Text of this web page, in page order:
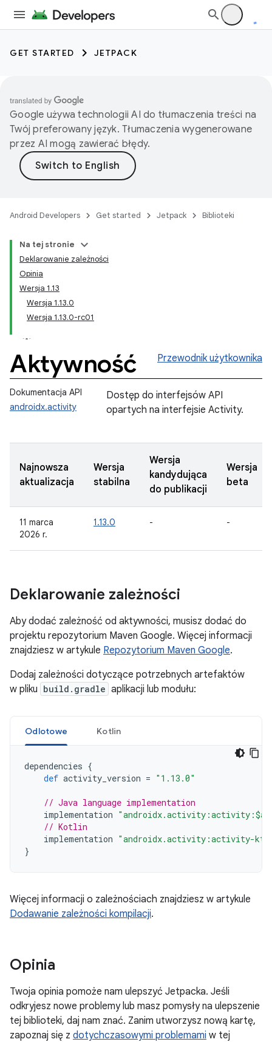
GET STARTED JETPACK
Google używa technologii AI do tłumaczenia treści na
Twój preferowany język. Tłumaczenia wygenerowane
przez AI mogą zawierać błędy.
Android Developers Get started Jetpack Biblioteki
Na tej stronie
Deklarowanie zależności
Opinia
Wersja 1.13
Wersja 1.13.0
Wersja 1.13.0-rc01
Aktywność Przewodnik użytkownika
Dokumentacja API
androidx.activity
Dostęp do interfejsów API
opartych na interfejsie Activity.
Najnowsza
aktualizacja
Wersja
stabilna
Wersja
kandydująca
do publikacji
Wersja
beta
11 marca
2026 r.
1.13.0 - -
Deklarowanie zależności
Aby dodać zależność od aktywności, musisz dodać do
projektu repozytorium Maven Google. Więcej informacji
znajdziesz w artykule Repozytorium Maven Google.
Dodaj zależności dotyczące potrzebnych artefaktów
w pliku build.gradle aplikacji lub modułu:
Odlotowe Kotlin
dependencies {
def activity_version = "1.13.0"
// Java language implementation
implementation
// Kotlin
implementation "androidx.activity:activity-
}
Więcej informacji o zależnościach znajdziesz w artykule
Dodawanie zależności kompilacji.
Opinia
Twoja opinia pomoże nam ulepszyć Jetpacka. Jeśli
odkryjesz nowe problemy lub masz pomysły na ulepszenie
tej biblioteki, daj nam znać. Zanim utworzysz nową kartę,
zapoznaj się z dotychczasowymi problemami w tej